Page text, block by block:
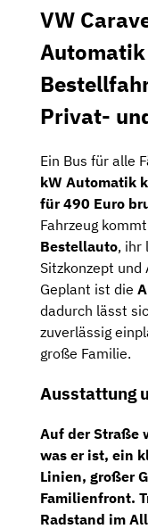
VW
Privat-
Ein Bus für alle
kW Automatik
für 490 Euro
Fahrzeug
Bestellauto, ihr
Sitzkonzept
Geplant ist die
dadurch lässt
zuverlässig
große Familie.
Ausstattung
Auf der Straße
was er ist, ein
Linien, großer
Familienfront.
Radstand im